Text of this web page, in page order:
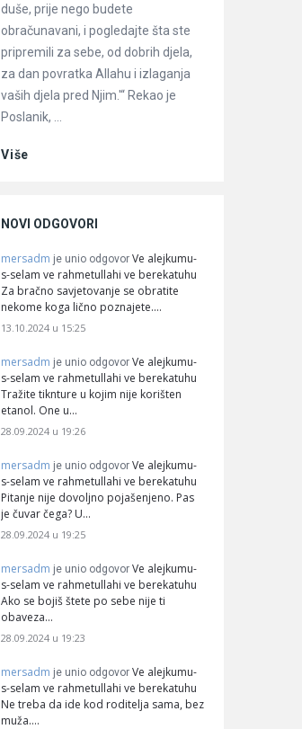
duše, prije nego budete
obračunavani, i pogledajte šta ste
pripremili za sebe, od dobrih djela,
za dan povratka Allahu i izlaganja
vaših djela pred Njim.'“ Rekao je
Poslanik, ...
Više
NOVI ODGOVORI
mersadm je unio odgovor Ve alejkumu-
s-selam ve rahmetullahi ve berekatuhu
Za bračno savjetovanje se obratite
nekome koga lično poznajete.…
13.10.2024 u 15:25
mersadm je unio odgovor Ve alejkumu-
s-selam ve rahmetullahi ve berekatuhu
Tražite tiknture u kojim nije korišten
etanol. One u…
28.09.2024 u 19:26
mersadm je unio odgovor Ve alejkumu-
s-selam ve rahmetullahi ve berekatuhu
Pitanje nije dovoljno pojašenjeno. Pas
je čuvar čega? U…
28.09.2024 u 19:25
mersadm je unio odgovor Ve alejkumu-
s-selam ve rahmetullahi ve berekatuhu
Ako se bojiš štete po sebe nije ti
obaveza…
28.09.2024 u 19:23
mersadm je unio odgovor Ve alejkumu-
s-selam ve rahmetullahi ve berekatuhu
Ne treba da ide kod roditelja sama, bez
muža.…